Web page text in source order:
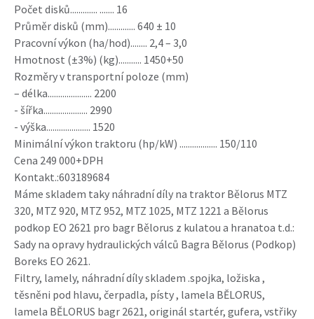
Počet disků............. ....... 16
Průměr disků (mm)............. 640 ± 10
Pracovní výkon (ha/hod)........ 2,4 – 3,0
Hmotnost (±3%) (kg)........... 1450+50
Rozměry v transportní poloze (mm)
– délka..................... 2200
- šířka..................... 2990
- výška..................... 1520
Minimální výkon traktoru (hp/kW) .................. 150/110
Cena 249 000+DPH
Kontakt.:603189684
Máme skladem taky náhradní díly na traktor Bělorus MTZ
320, MTZ 920, MTZ 952, MTZ 1025, MTZ 1221 a Bělorus
podkop EO 2621 pro bagr Bělorus z kulatou a hranatoa t.d.:
Sady na opravy hydraulických válců Bagra Bělorus (Podkop)
Boreks EO 2621.
Filtry, lamely, náhradní díly skladem .spojka, ložiska ,
těsněni pod hlavu, čerpadla, písty , lamela BĚLORUS,
lamela BĚLORUS bagr 2621, originál startér, gufera, vstřiky